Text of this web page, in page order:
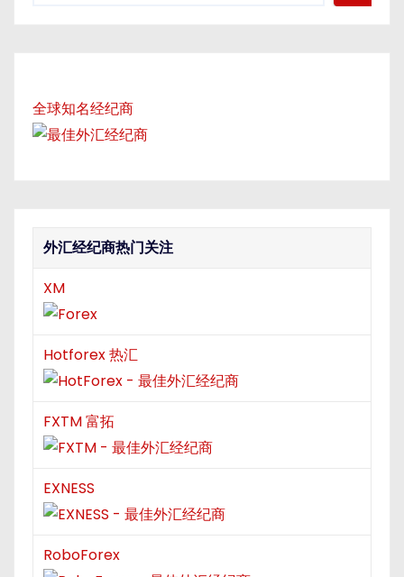
g
a
o
n
全球知名经纪商
外汇经纪商热门关注
XM
Hotforex 热汇
FXTM 富拓
EXNESS
RoboForex